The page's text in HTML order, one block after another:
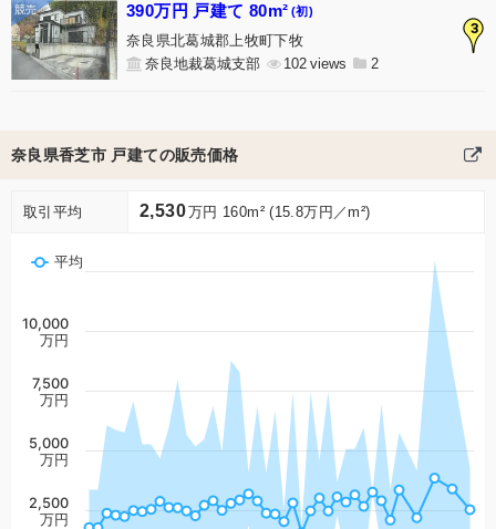
3
390万円 戸建て 80m² (初)
奈良県北葛城郡上牧町下牧
奈良地裁葛城支部
102 2
奈良県香芝市 戸建ての販売価格
取引平均 2,530万円 160m² (15.8万円／m²)
平均
2,500
万円
5,000
万円
7,500
万円
10,000
万円